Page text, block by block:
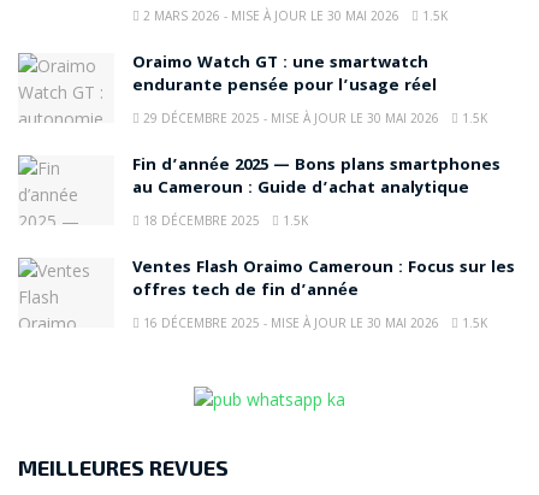
2 MARS 2026 - MISE À JOUR LE 30 MAI 2026 1.5K
Oraimo Watch GT : une smartwatch
endurante pensée pour l’usage réel
29 DÉCEMBRE 2025 - MISE À JOUR LE 30 MAI 2026 1.5K
Fin d’année 2025 — Bons plans smartphones
au Cameroun : Guide d’achat analytique
18 DÉCEMBRE 2025 1.5K
Ventes Flash Oraimo Cameroun : Focus sur les
offres tech de fin d’année
16 DÉCEMBRE 2025 - MISE À JOUR LE 30 MAI 2026 1.5K
MEILLEURES REVUES